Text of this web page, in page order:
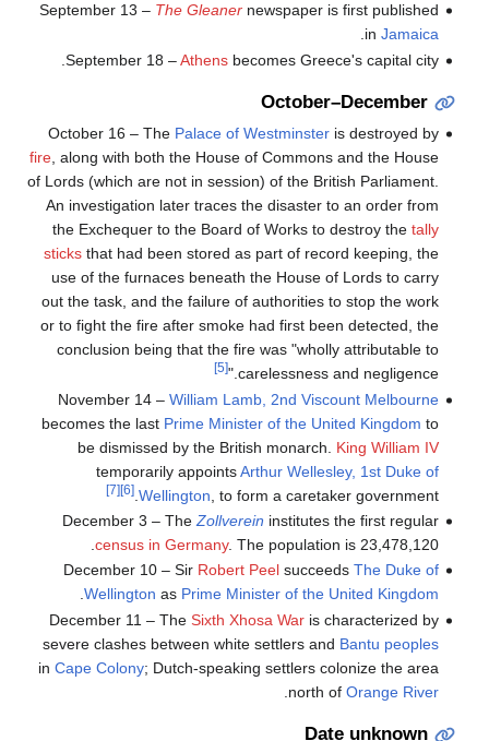
September 13 – The Gleanernewspaper is first published
in Jamaica
.
September 18 –Athensbecomes Greece's capital city.
October–December
October 16 – The Palace of Westminsteris destroyed by
fire, along with both the House of Commons and the House
of Lords (which are not in session) of the British Parliament.
An investigation later traces the disaster to an order from
the Exchequer to the Board of Works to destroy the tally
sticksthat had been stored as part of record keeping, the
use of the furnaces beneath the House of Lords to carry
out the task, and the failure of authorities to stop the work
or to fight the fire after smoke had first been detected, the
conclusion being that the fire was "wholly attributable to
carelessness and negligence."
[5]
November 14 – William Lamb, 2nd Viscount Melbourne
becomes the last Prime Minister of the United Kingdom to
be dismissed by the British monarch. King William IV
temporarily appointsArthur Wellesley, 1st Duke of
Wellington , to form a caretaker government.
[6]
[7]
December 3 – The Zollverein institutes the first regular
census in Germany. The population is 23,478,120.
December 10 – Sir Robert Peelsucceeds The Duke of
Wellington as Prime Minister of the United Kingdom
.
December 11 – The Sixth Xhosa Waris characterized by
severe clashes between white settlers and Bantu peoples
in Cape Colony; Dutch-speaking settlers colonize the area
north of Orange River
Date unknown